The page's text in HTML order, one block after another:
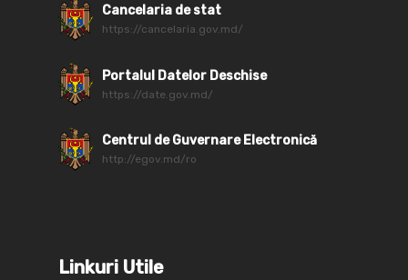
Cancelaria de stat
https://cancelaria.gov.md/
Portalul Datelor Deschise
https://date.gov.md/
Centrul de Guvernare Electronică
http://egov.md/ro
Linkuri Utile